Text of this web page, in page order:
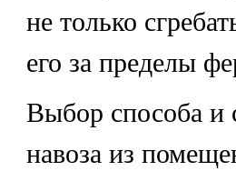
не только
его за пределы
Выбор способа и
навоза из